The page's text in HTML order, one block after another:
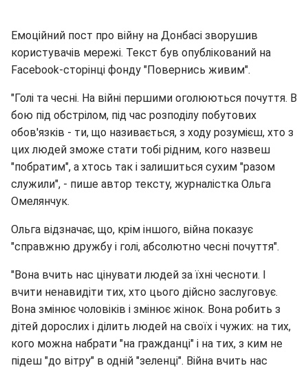
Емоційний пост про війну на Донбасі зворушив
користувачів мережі. Текст був опублікований на
Facebook-сторінці фонду "Повернись живим".
"Голі та чесні. На війні першими оголюються почуття. В
бою під обстрілом, під час розподілу побутових
обов'язків - ти, що називається, з ходу розумієш, хто з
цих людей зможе стати тобі рідним, кого назвеш
"побратим", а хтось так і залишиться сухим "разом
служили", - пише автор тексту, журналістка Ольга
Омелянчук.
Ольга відзначає, що, крім іншого, війна показує
"справжню дружбу і голі, абсолютно чесні почуття".
"Вона вчить нас цінувати людей за їхні чесноти. І
вчити ненавидіти тих, хто цього дійсно заслуговує.
Вона змінює чоловіків і змінює жінок. Вона робить з
дітей дорослих і ділить людей на своїх і чужих: на тих,
кого можна набрати "на гражданці" і на тих, з ким не
підеш "до вітру" в одній "зеленці". Війна вчить нас